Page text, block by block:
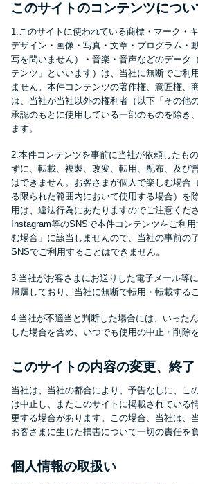
審査が不安な方
便利なコンテンツ
カードローン診
特集ページ
リボ払いをその
損！
カードローンの
得した話
最速！最短40
特集ページ一覧
種類や特徴で探す
銀行カードロー
このサイトのコンテンツについ
1.このサイトに使われている商標・マーク・
デザイン・画像・写真・文章・プログラム・
写を問いません）・音楽・音声などのデータ
テンツ」といいます）は、当社に無断でご利
ません。本件コンテンツの著作権、意匠権、
は、当社が当社以外の権利者（以下「その他
承認のもとに使用している一部のものを除き
ます。
2.本件コンテンツを事前に当社が依頼したも
ずに、転載、複製、改変、転用、配布、及び
はできません。お客さまが個人で楽しむ場合
る限られた範囲内において使用する場合）を
用は、違法行為にあたりますのでご注意くだ
Instagram等のSNSで本件コンテンツをご利
む場合」に該当しませんので、当社の事前の
SNSでご利用することはできません。
3.当社がお客さまにお送りした電子メール等
帰属しており、当社に無断で転用・転載する
4.当社が不適当と判断した場合には、いった
した場合を含め、いつでも使用の中止・削除
このサイトの内容の変更、終了
当社は、当社の都合により、予告なしに、こ
は中止し、またこのサイトに掲載されている
更する場合があります。この場合、当社は、
お客さまに生じた損害について一切の責任を
個人情報の取扱い